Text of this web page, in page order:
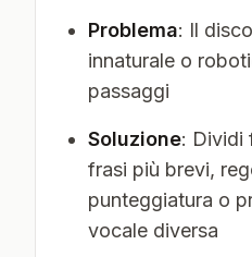
Problema: Il
innaturale o
passaggi
Soluzione: Dividi
frasi più brevi,
punteggiatura o
vocale diversa